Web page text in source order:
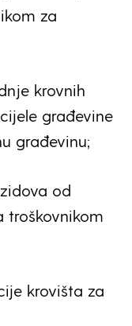
za
krovnih
građevine
građevinu;
od
troškovnikom
krovišta za